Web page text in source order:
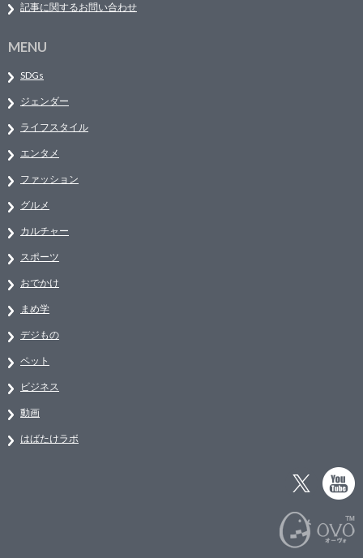
記事に関するお問い合わせ
MENU
SDGs
ジェンダー
ライフスタイル
エンタメ
ファッション
グルメ
カルチャー
スポーツ
おでかけ
まめ学
デジもの
ペット
ビジネス
動画
はばたけラボ